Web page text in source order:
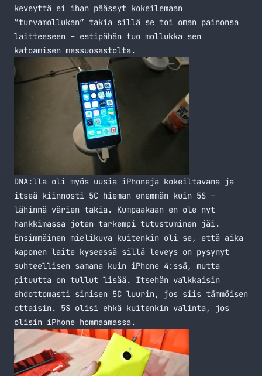
keveyttä ei ihan päässyt kokeilemaan
”turvamollukan” takia sillä se toi oman painonsa
laitteeseen – estipähän tuo mollukka sen
katoamisen messuosastolta.
DNA:lla oli myös uusia iPhoneja kokeiltavana ja
itseä kiinnosti 5C hieman enemmän kuin 5S –
lähinnä värien takia. Kumpaakaan en ole nyt
hankkimassa joten tarkempi tutustuminen jäi.
Ensimmäinen mielikuva kuitenkin oli se, että aika
kaponen laite kyseessä sillä leveys on pysynyt
suhteellisen samana kuin iPhone 4:ssä, mutta
pituutta on tullut lisää. Itsehän valkkaisin
ehdottomasti sinisen 5C luurin, jos siis tämmöisen
ottaisin. 5S olisi ehkä kuitenkin valinta, jos
olisin iPhone hommaamassa.